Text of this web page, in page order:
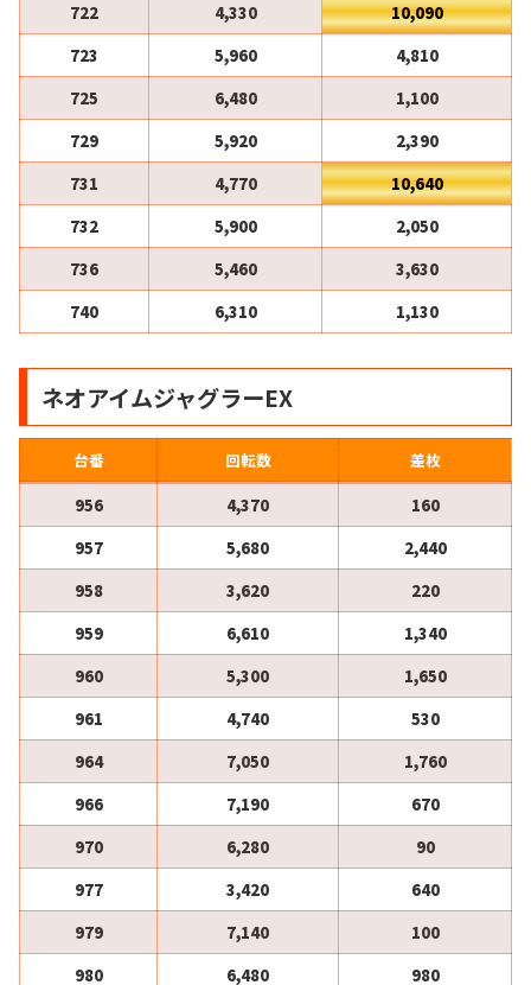
722
4,330
10,090
723
5,960
4,810
725
6,480
1,100
729
5,920
2,390
731
4,770
10,640
732
5,900
2,050
736
5,460
3,630
740
6,310 1,130
ネオアイムジャグラーEX
台番 回転数
差枚
956
4,370
160
957
5,680
2,440
958
3,620
220
959
6,610
1,340
960
5,300
1,650
961
4,740
530
964
7,050
1,760
966
7,190
670
970
6,280
90
977
3,420
640
979
7,140
100
980
6,480 980